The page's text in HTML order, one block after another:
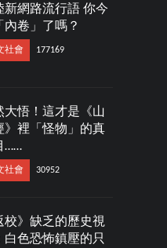
新網路流行語 你今
內卷」了嗎？
社會 177169
大悟！這才是《山
》裡「怪物」的真
……
社會 30952
校》缺乏的歷史視
白色恐怖鎮壓的只